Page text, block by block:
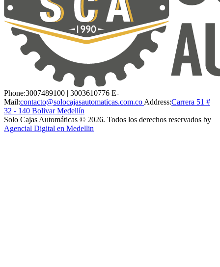
Phone:3007489100 | 3003610776 E-
Mail:contacto@solocajasautomaticas.com.co Address:Carrera 51 #
32 - 140 Bolivar Medellín
Solo Cajas Automáticas © 2026. Todos los derechos reservados by
Agencial Digital en Medellin